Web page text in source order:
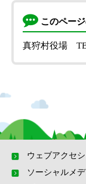
このペー
真狩村役場
ウェブアクセ
ソーシャルメ